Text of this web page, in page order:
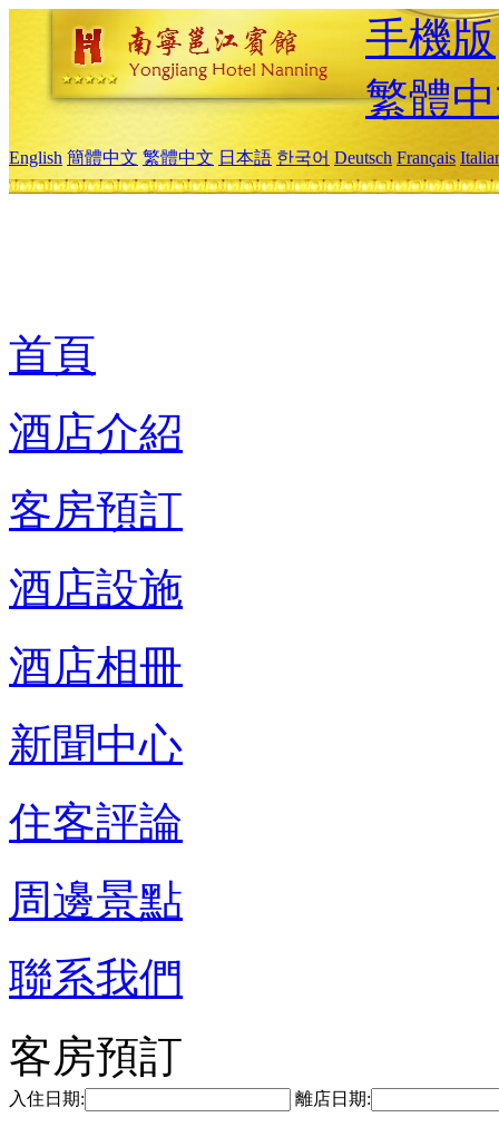
手機版
繁體
English 簡體中文 繁體中文 日本語 한국어 Deutsch Français
首頁
酒店介紹
客房預訂
酒店設施
酒店相冊
新聞中心
住客評論
周邊景點
聯系我們
客房預訂
入住日期: 離店日期: